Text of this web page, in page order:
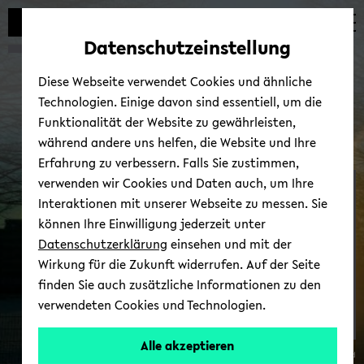
Automatische
vermeiden
zum
wechseln
zum
wechseln
zum
wechseln
Lehr­stuhl Prof. Dr. Flo­ri­an
Ja­co­by
© Uni­ver­si­tät Bie­le­feld
Datenschutzeinstellung
Diese Webseite verwendet Cookies und ähnliche
Technologien. Einige davon sind essentiell, um die
Funktionalität der Website zu gewährleisten,
während andere uns helfen, die Website und Ihre
Erfahrung zu verbessern. Falls Sie zustimmen,
verwenden wir Cookies und Daten auch, um Ihre
Interaktionen mit unserer Webseite zu messen. Sie
können Ihre Einwilligung jederzeit unter
Datenschutzerklärung einsehen und mit der
Wirkung für die Zukunft widerrufen. Auf der Seite
finden Sie auch zusätzliche Informationen zu den
verwendeten Cookies und Technologien.
Alle akzeptieren